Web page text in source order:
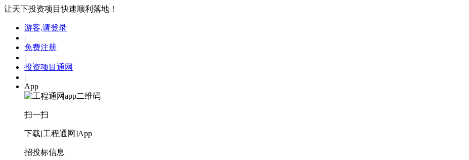
让天下投资项目快速顺利落地！
游客,请登录
|
免费注册
|
投资项目通网
|
App
扫一扫
下载[工程通网]App
招投标信息